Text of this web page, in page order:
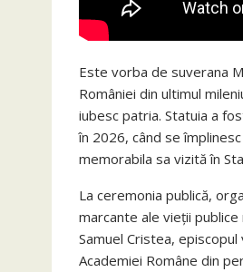
Este vorba de suverana
României din ultimul
iubesc patria. Statuia a
în 2026, când se
memorabila sa vizită în
La ceremonia publică,
marcante ale vieții
Samuel Cristea,
Academiei Române din